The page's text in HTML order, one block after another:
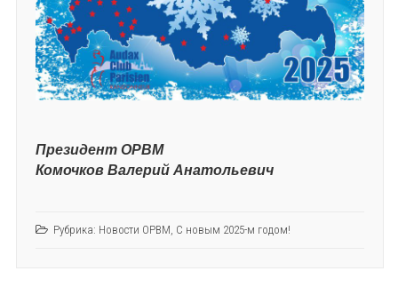
Президент ОРВМ
Комочков Валерий Анатольевич
Рубрика: Новости ОРВМ С новым 2025-м годом!